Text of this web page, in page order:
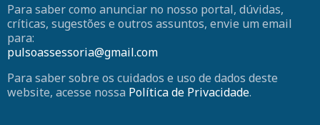
Para saber como anunciar no nosso portal, dúvidas,
críticas, sugestões e outros assuntos, envie um email
para:
pulsoassessoria@gmail.com
Para saber sobre os cuidados e uso de dados deste
website, acesse nossa Política de Privacidade.